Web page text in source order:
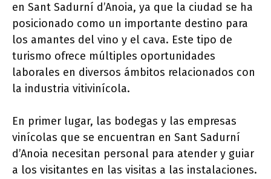
en Sant Sadurní d’Anoia, ya que la ciudad se ha
posicionado como un importante destino para
los amantes del vino y el cava. Este tipo de
turismo ofrece múltiples oportunidades
laborales en diversos ámbitos relacionados con
la industria vitivinícola.
En primer lugar, las bodegas y las empresas
vinícolas que se encuentran en Sant Sadurní
d’Anoia necesitan personal para atender y guiar
a los visitantes en las visitas a las instalaciones.